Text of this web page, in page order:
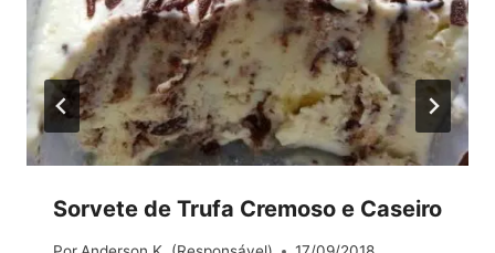
Sorvete de Trufa Cremoso e Caseiro